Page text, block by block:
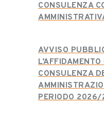
CONSULENZA
AVVISO
CONSULENZA
PERIODO